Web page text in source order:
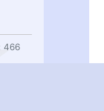
466